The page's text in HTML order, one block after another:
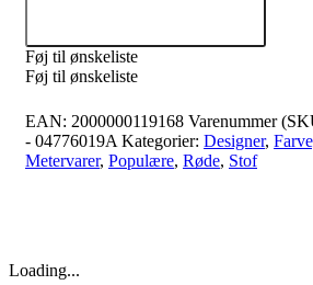
Føj til ønskeliste
Føj til ønskeliste
EAN: 2000000119168 Varenummer
- 04776019A Kategorier: Designer,
Metervarer, Populære, Røde, Stof
Loading...